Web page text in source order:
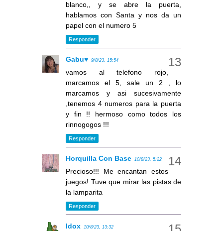
blanco,, y se abre la puerta,
hablamos con Santa y nos da un
papel con el numero 5
Responder
Gabu♥ 9/8/23, 15:54
vamos al telefono rojo,
marcamos el 5, sale un 2 , lo
marcamos y asi sucesivamente
,tenemos 4 numeros para la puerta
y fin !! hermoso como todos los
rinnogogos !!!
Responder
Horquilla Con Base 10/8/23, 5:22
Precioso!!! Me encantan estos
juegos! Tuve que mirar las pistas de
la lamparita
Responder
Idox 10/8/23, 13:32